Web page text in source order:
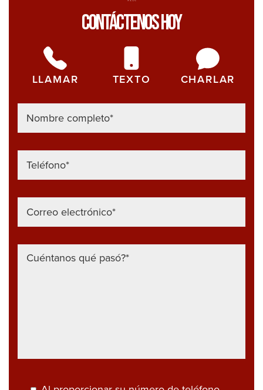
Contáctenos Hoy
LLAMAR TEXTO CHARLAR